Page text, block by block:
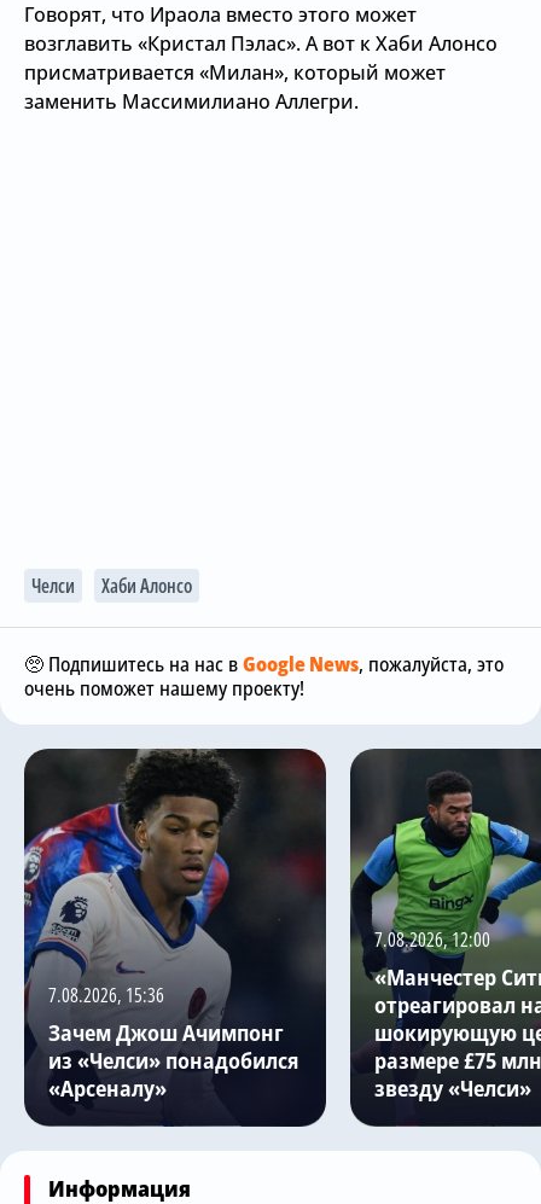
Говорят, что Ираола вместо этого может
возглавить «Кристал Пэлас». А вот к Хаби Алонсо
присматривается «Милан», который может
заменить Массимилиано Аллегри.
Челси Хаби Алонсо
🥺 Подпишитесь на нас вGoogle News, пожалуйста, это
очень поможет нашему проекту!
7.08.2026, 15:36
Зачем Джош Ачимпонг
из «Челси» понадобился
«Арсеналу»
7.08.2026, 12:00
«Манчестер
отреагировал
шокирующую
размере £75
звезду «Челси»
Информация